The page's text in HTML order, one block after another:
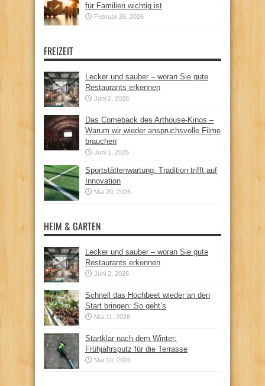
für Familien wichtig ist
Februar 26, 2026
FREIZEIT
Lecker und sauber – woran Sie gute
Restaurants erkennen
Juni 2, 2026
Das Comeback des Arthouse-Kinos –
Warum wir wieder anspruchsvolle Filme
brauchen
Juni 1, 2026
Sportstättenwartung: Tradition trifft auf
Innovation
Mai 20, 2026
HEIM & GARTEN
Lecker und sauber – woran Sie gute
Restaurants erkennen
Juni 2, 2026
Schnell das Hochbeet wieder an den
Start bringen: So geht’s
Mai 11, 2026
Startklar nach dem Winter:
Frühjahrsputz für die Terrasse
Mai 10, 2026